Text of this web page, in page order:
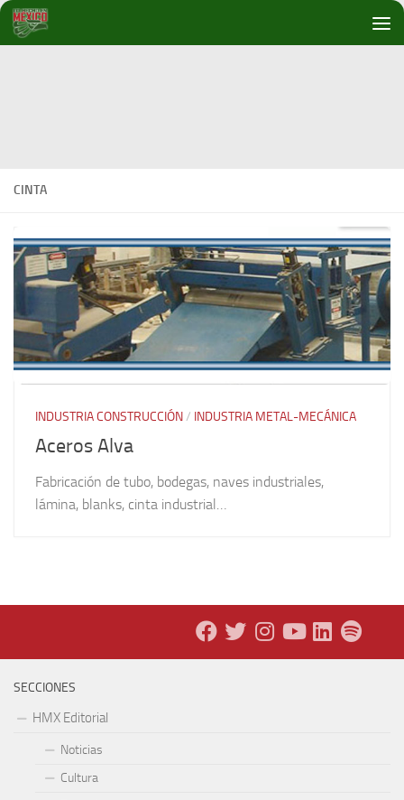
Debajo del contenido
CINTA
INDUSTRIA CONSTRUCCIÓN/ INDUSTRIA METAL-MECÁNICA
Aceros Alva
Fabricación de tubo, bodegas, naves industriales,
lámina, blanks, cinta industrial…
SECCIONES
HMX Editorial
Noticias
Cultura